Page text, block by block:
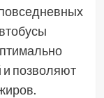
и позволяют